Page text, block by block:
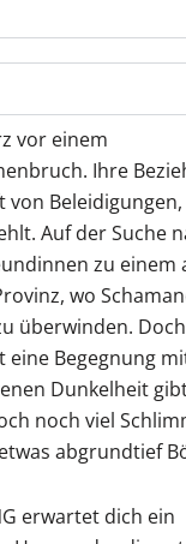
vor einem
Ihre
von
Auf der Suche
zu einem
wo
überwinden.
eine Begegnung
Dunkelheit
noch viel
abgrundtief
erwartet dich ein